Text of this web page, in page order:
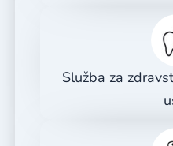
Služba za